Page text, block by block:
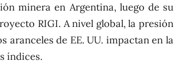
minera en Argentina, luego de su
RIGI. A nivel global, la presión
aranceles de EE. UU. impactan en la
índices.